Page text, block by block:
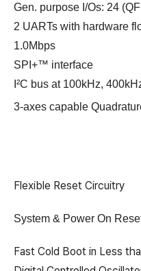
Gen. purpose I/Os: 24
2 UARTs with hardware
1.0Mbps
SPI+™ interface
I²C bus at 100kHz,
3-axes capable
Flexible Reset Circuitry
System & Power On
Fast Cold Boot in Less